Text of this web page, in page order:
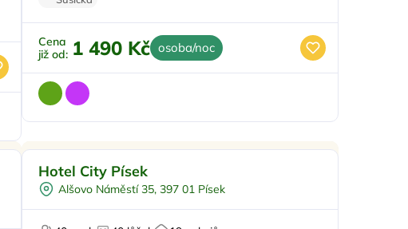
Cena
již od: 1 490 Kč osoba/noc
V centru města
Vířivka
Hotel City Písek
Alšovo Náměstí 35, 397 01 Písek